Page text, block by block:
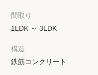
間取り
1LDK ～ 3LDK
構造
鉄筋コンクリート